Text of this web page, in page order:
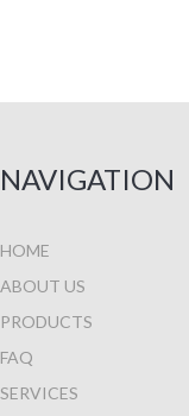
NAVIGATION
HOME
ABOUT US
PRODUCTS
FAQ
SERVICES